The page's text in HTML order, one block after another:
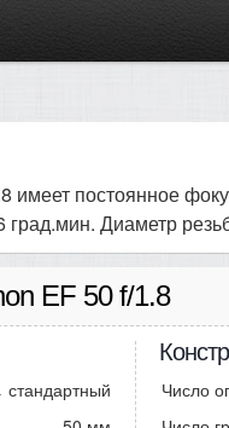
имеет постоянное
град.мин. Диаметр
EF 50 f/1.8
стандартный
Число